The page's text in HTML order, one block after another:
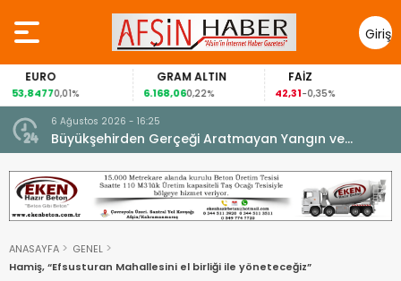
Giriş
Yap
EURO
53,84770,01%
GRAM ALTIN
6.168,060,22%
FAİZ
42,31-0,35%
6 Ağustos 2026 - 16:25
Büyükşehirden Gerçeği Aratmayan Yangın ve
Kurtarma Tatbikatı.
ANASAYFA
GENEL
Hamiş, “Efsusturan Mahallesini el birliği ile yöneteceğiz”